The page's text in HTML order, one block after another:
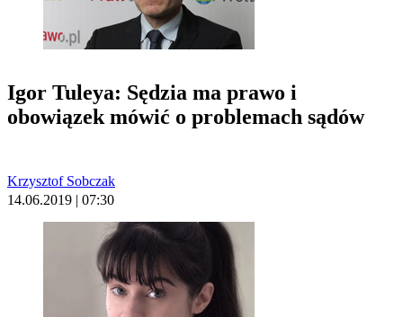
Igor Tuleya: Sędzia ma prawo i
obowiązek mówić o problemach sądów
Krzysztof Sobczak
14.06.2019 | 07:30